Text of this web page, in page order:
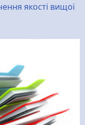
якості вищої